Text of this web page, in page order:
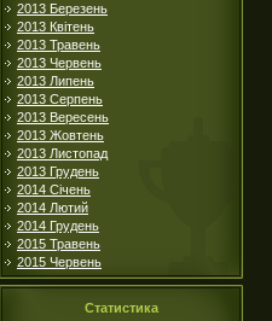
2013 Березень
2013 Квітень
2013 Травень
2013 Червень
2013 Липень
2013 Серпень
2013 Вересень
2013 Жовтень
2013 Листопад
2013 Грудень
2014 Січень
2014 Лютий
2014 Грудень
2015 Травень
2015 Червень
Статистика